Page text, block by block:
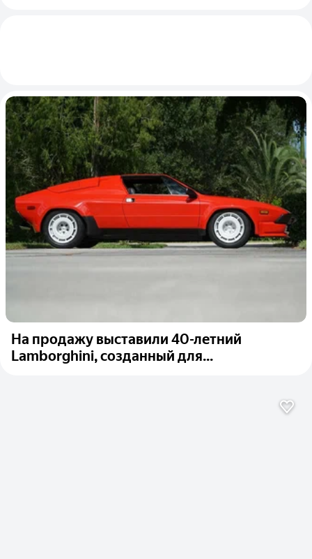
На продажу выставили 40-летний
Lamborghini, созданный для...